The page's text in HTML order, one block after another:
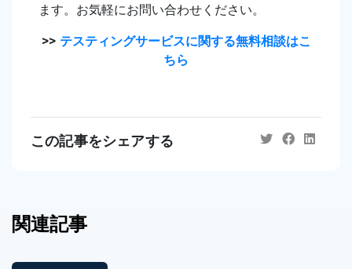
ます。お気軽にお問い合わせください。
>> テスティングサービスに関する無料相談はこ
ちら
この記事をシェアする
関連記事